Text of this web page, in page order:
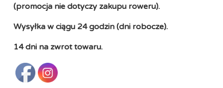
(promocja nie dotyczy zakupu roweru).
Wysyłka w ciągu 24 godzin (dni robocze).
14 dni na zwrot towaru.